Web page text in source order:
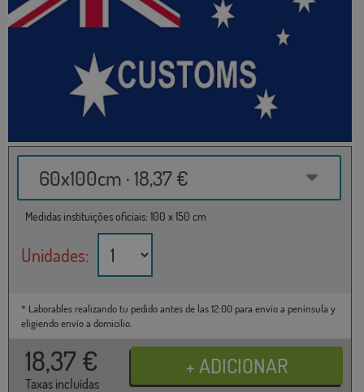
60x100cm · 18,37 €
Medidas instituições oficiais: 100 x 150 cm
Unidades:
* Laborables realizando tu pedido antes de las 12:00 para envío a península y
eligiendo envío a domicilio.
18,37 €
Taxas incluídas